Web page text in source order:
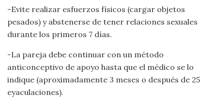
-Evite realizar esfuerzos físicos (cargar objetos
pesados) y abstenerse de tener relaciones sexuales
durante los primeros 7 días.
-La pareja debe continuar con un método
anticonceptivo de apoyo hasta que el médico se lo
indique (aproximadamente 3 meses o después de 25
eyaculaciones).